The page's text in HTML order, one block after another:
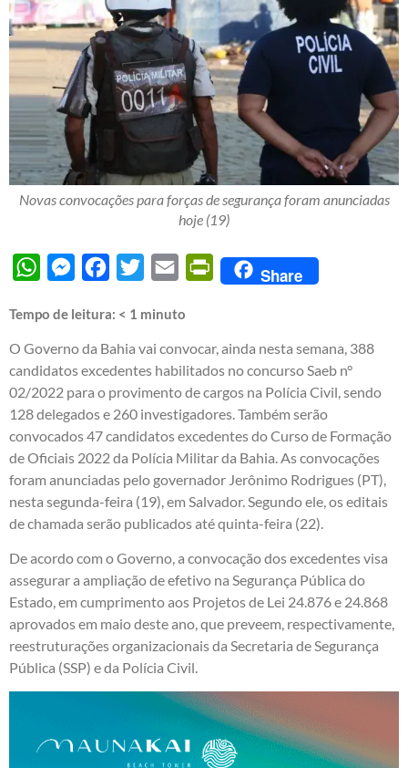
Novas convocações para forças de segurança foram anunciadas
hoje (19)
WhatsAppMessengerFacebook
Twitter Email PrintFriendly
Share
Tempo de leitura: < 1 minuto
O Governo da Bahia vai convocar, ainda nesta semana, 388
candidatos excedentes habilitados no concurso Saeb n°
02/2022 para o provimento de cargos na Polícia Civil, sendo
128 delegados e 260 investigadores. Também serão
convocados 47 candidatos excedentes do Curso de Formação
de Oficiais 2022 da Polícia Militar da Bahia. As convocações
foram anunciadas pelo governador Jerônimo Rodrigues (PT),
nesta segunda-feira (19), em Salvador. Segundo ele, os editais
de chamada serão publicados até quinta-feira (22).
De acordo com o Governo, a convocação dos excedentes visa
assegurar a ampliação de efetivo na Segurança Pública do
Estado, em cumprimento aos Projetos de Lei 24.876 e 24.868
aprovados em maio deste ano, que preveem, respectivamente,
reestruturações organizacionais da Secretaria de Segurança
Pública (SSP) e da Polícia Civil.